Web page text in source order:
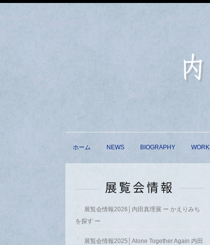
ホーム NEWS BIOGRAPHY
展覧会情報
展覧会情報2026│内田真理展 ー かえりみち
を探す ー
展覧会情報2025│Alone Together Again 内田